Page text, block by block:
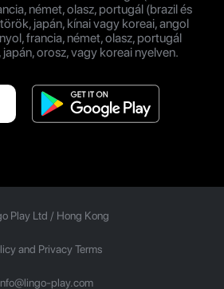
német, olasz, portugál (brazil és
japán, kínai vagy koreai, angol
francia, német, olasz, portugál
orosz, vagy koreai nyelven.
Play Ltd / Hong Kong
and Privacy Terms
play.com